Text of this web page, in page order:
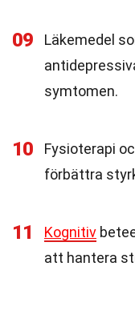
09
Läkemedel
symtomen.
10
Fysioterapi
förbättra
11 Kognitiv
att hantera